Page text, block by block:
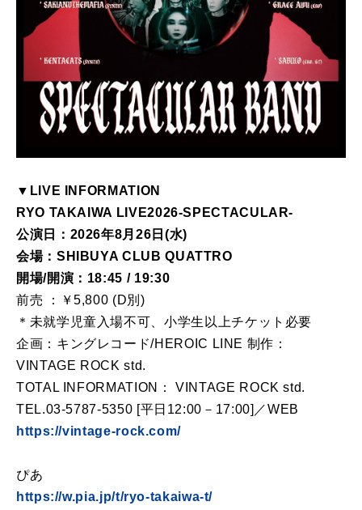
▼LIVE INFORMATION
RYO TAKAIWA LIVE2026-SPECTACULAR-
公演日：2026年8月26日(水)
会場：SHIBUYA CLUB QUATTRO
開場/開演：18:45 / 19:30
前売 ：￥5,800 (D別)
＊未就学児童入場不可、小学生以上チケット必要
企画：キングレコード/HEROIC LINE 制作：
VINTAGE ROCK std.
TOTAL INFORMATION： VINTAGE ROCK std.
TEL.03-5787-5350 [平日12:00－17:00]／WEB
https://vintage-rock.com/
ぴあ
https://w.pia.jp/t/ryo-takaiwa-t/